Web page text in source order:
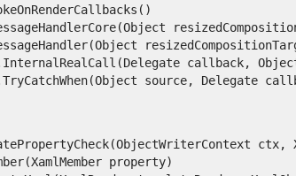
callback,
source, Delegate
ctx,
property)